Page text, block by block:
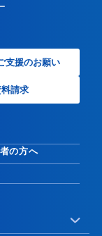
支援のお願い
料請求
の方へ